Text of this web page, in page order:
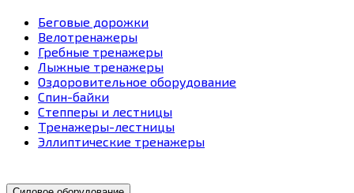
Беговые дорожки
Велотренажеры
Гребные тренажеры
Лыжные тренажеры
Оздоровительное оборудование
Спин-байки
Степперы и лестницы
Тренажеры-лестницы
Эллиптические тренажеры